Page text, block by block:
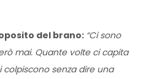
del brano: “Ci sono
mai. Quante volte ci capita
senza dire una